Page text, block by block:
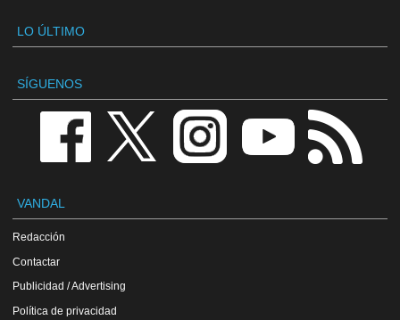
LO ÚLTIMO
SÍGUENOS
VANDAL
Redacción
Contactar
Publicidad / Advertising
Política de privacidad